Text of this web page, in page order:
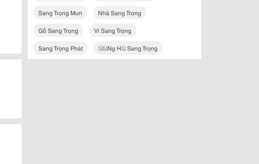
Sang Trọng Mun Nhà Sang Trọng
Gỗ Sang Trọng Ví Sang Trọng
Sang Trọng Phát ��ng H� Sang Trọng